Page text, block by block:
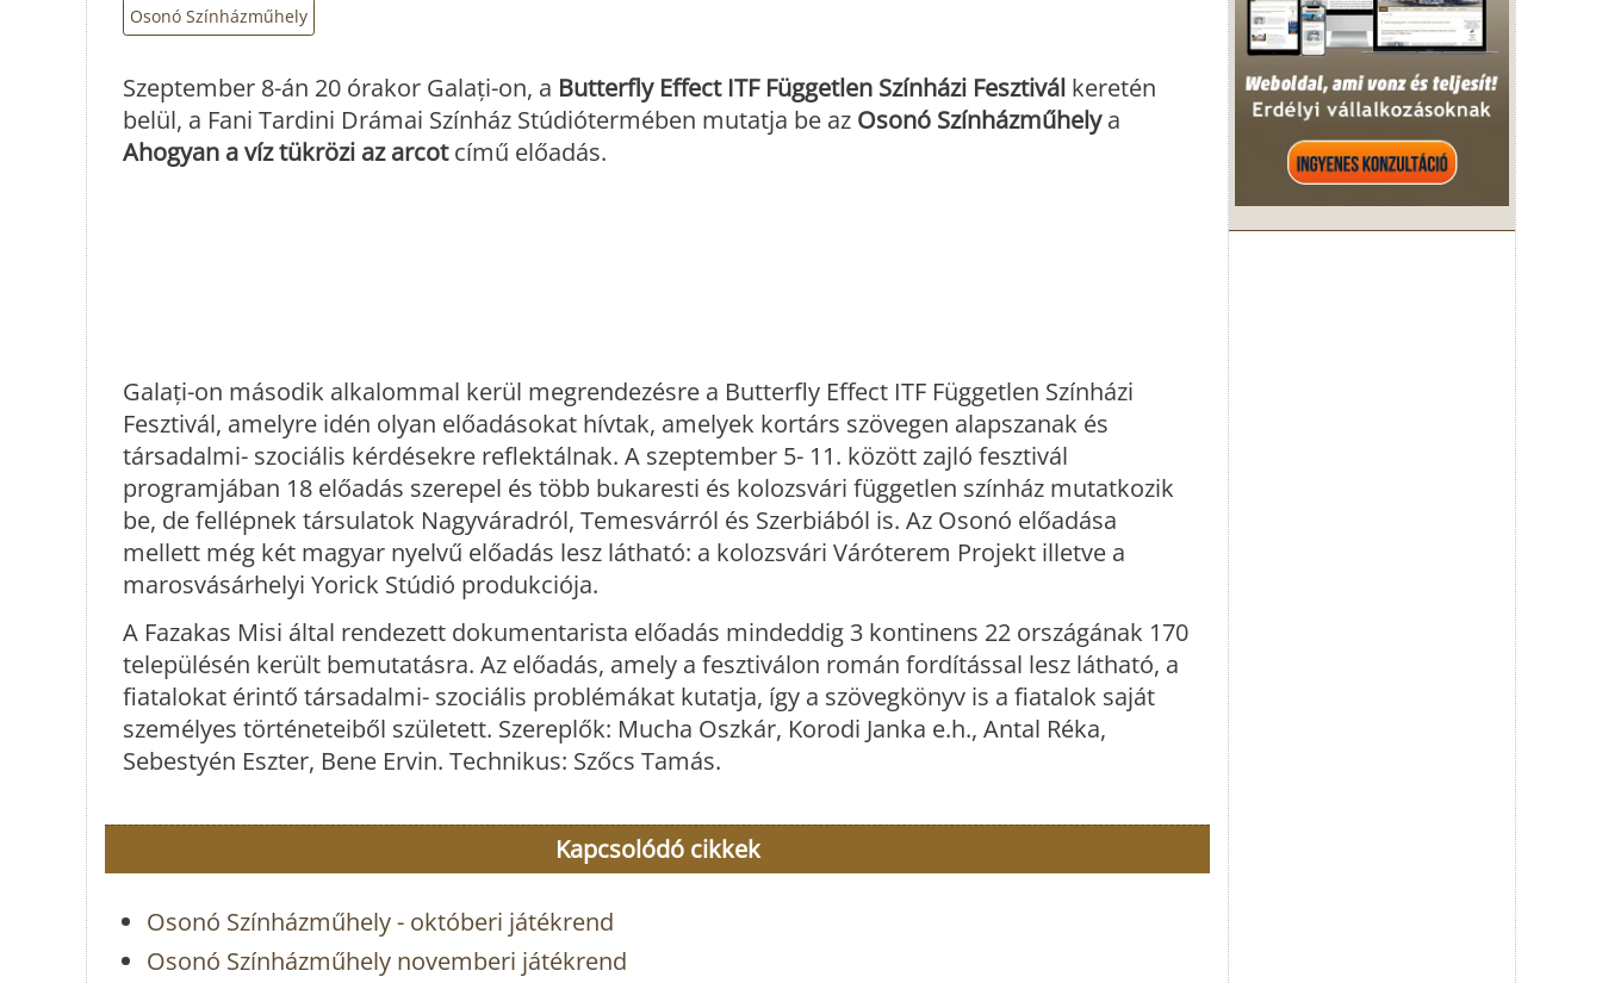
Osonó Színházműhely
Szeptember 8-án 20 órakor Galați-on, a Butterfly Effect ITF Független Színházi Fesztivál keretén
belül, a Fani Tardini Drámai Színház Stúdiótermében mutatja be az Osonó Színházműhelya
Ahogyan a víz tükrözi az arcotcímű előadás.
Galați-on második alkalommal kerül megrendezésre a Butterfly Effect ITF Független Színházi
Fesztivál, amelyre idén olyan előadásokat hívtak, amelyek kortárs szövegen alapszanak és
társadalmi- szociális kérdésekre reflektálnak. A szeptember 5- 11. között zajló fesztivál
programjában 18 előadás szerepel és több bukaresti és kolozsvári független színház mutatkozik
be, de fellépnek társulatok Nagyváradról, Temesvárról és Szerbiából is. Az Osonó előadása
mellett még két magyar nyelvű előadás lesz látható: a kolozsvári Váróterem Projekt illetve a
marosvásárhelyi Yorick Stúdió produkciója.
A Fazakas Misi által rendezett dokumentarista előadás mindeddig 3 kontinens 22 országának 170
településén került bemutatásra. Az előadás, amely a fesztiválon román fordítással lesz látható, a
fiatalokat érintő társadalmi- szociális problémákat kutatja, így a szövegkönyv is a fiatalok saját
személyes történeteiből született. Szereplők: Mucha Oszkár, Korodi Janka e.h., Antal Réka,
Sebestyén Eszter, Bene Ervin. Technikus: Szőcs Tamás.
Kapcsolódó cikkek
Osonó Színházműhely - októberi játékrend
Osonó Színházműhely novemberi játékrend